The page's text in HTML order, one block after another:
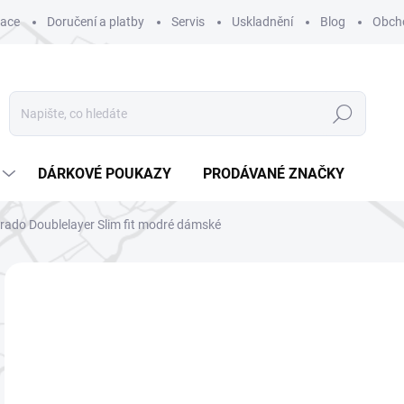
Doručení a platby Servis Uskladnění Blog
Hledat
DÁRKOVÉ POUKAZY PRODÁVANÉ ZNAČKY
Doublelayer Slim fit modré dámské